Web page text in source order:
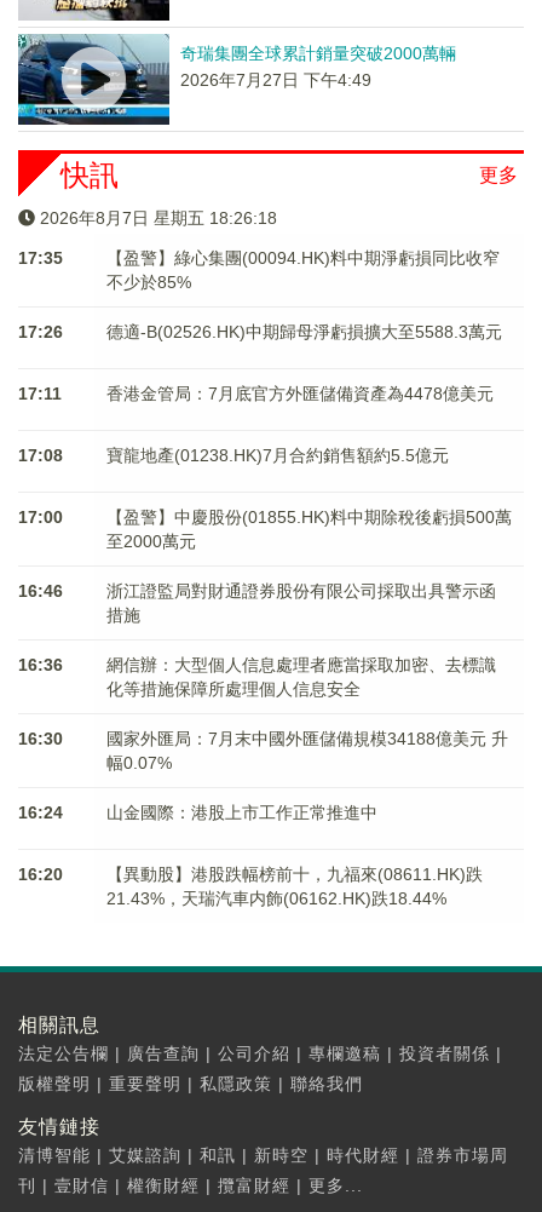
奇瑞集團全球累計銷量突破2000萬輛
2026年7月27日 下午4:49
更多
快訊
2026年8月7日 星期五 18:26:18
17:35
【盈警】綠心集團(00094.HK)料中期淨虧損同比收窄
不少於85%
17:26 德適-B(02526.HK)中期歸母淨虧損擴大至5588.3萬元
17:11 香港金管局：7月底官方外匯儲備資產為4478億美元
17:08 寶龍地產(01238.HK)7月合約銷售額約5.5億元
17:00
【盈警】中慶股份(01855.HK)料中期除稅後虧損500萬
至2000萬元
16:46
浙江證監局對財通證券股份有限公司採取出具警示函
措施
16:36
網信辦：大型個人信息處理者應當採取加密、去標識
化等措施保障所處理個人信息安全
16:30
國家外匯局：7月末中國外匯儲備規模34188億美元 升
幅0.07%
16:24 山金國際：港股上市工作正常推進中
16:20
【異動股】港股跌幅榜前十，九福來(08611.HK)跌
21.43%，天瑞汽車内飾(06162.HK)跌18.44%
相關訊息
法定公告欄 | 廣告查詢 | 公司介紹 | 專欄邀稿 | 投資者關係 |
版權聲明 | 重要聲明 | 私隱政策 | 聯絡我們
友情鏈接
清博智能 | 艾媒諮詢 | 和訊 | 新時空 | 時代財經 | 證券市場周
刊
| 壹財信 | 權衡財經 | 攬富財經 | 更多...